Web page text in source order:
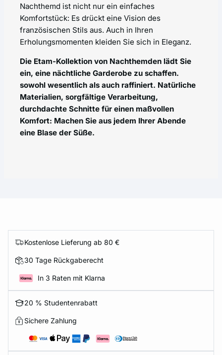
Nachthemd ist nicht nur ein einfaches
Komfortstück: Es drückt eine Vision des
französischen Stils aus. Auch in Ihren
Erholungsmomenten kleiden Sie sich in Eleganz.
Die Etam-Kollektion von Nachthemden lädt Sie
ein, eine nächtliche Garderobe zu schaffen.
sowohl wesentlich als auch raffiniert. Natürliche
Materialien, sorgfältige Verarbeitung,
durchdachte Schnitte für einen maßvollen
Komfort: Machen Sie aus jedem Ihrer Abende
eine Blase der Süße.
Kostenlose Lieferung ab 80 €
30 Tage Rückgaberecht
In 3 Raten mit Klarna
20 % Studentenrabatt
Sichere Zahlung